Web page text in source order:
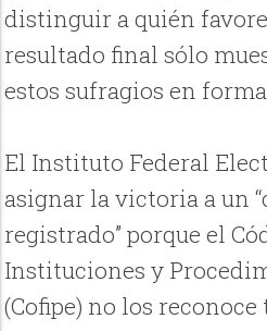
distinguir a quién
resultado final sólo
estos sufragios en
El Instituto Federal
asignar la victoria a un
registrado” porque el
Instituciones y
(Cofipe) no los reconoce